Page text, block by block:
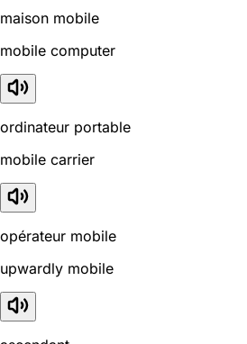
maison mobile
mobile computer
ordinateur portable
mobile carrier
opérateur mobile
upwardly mobile